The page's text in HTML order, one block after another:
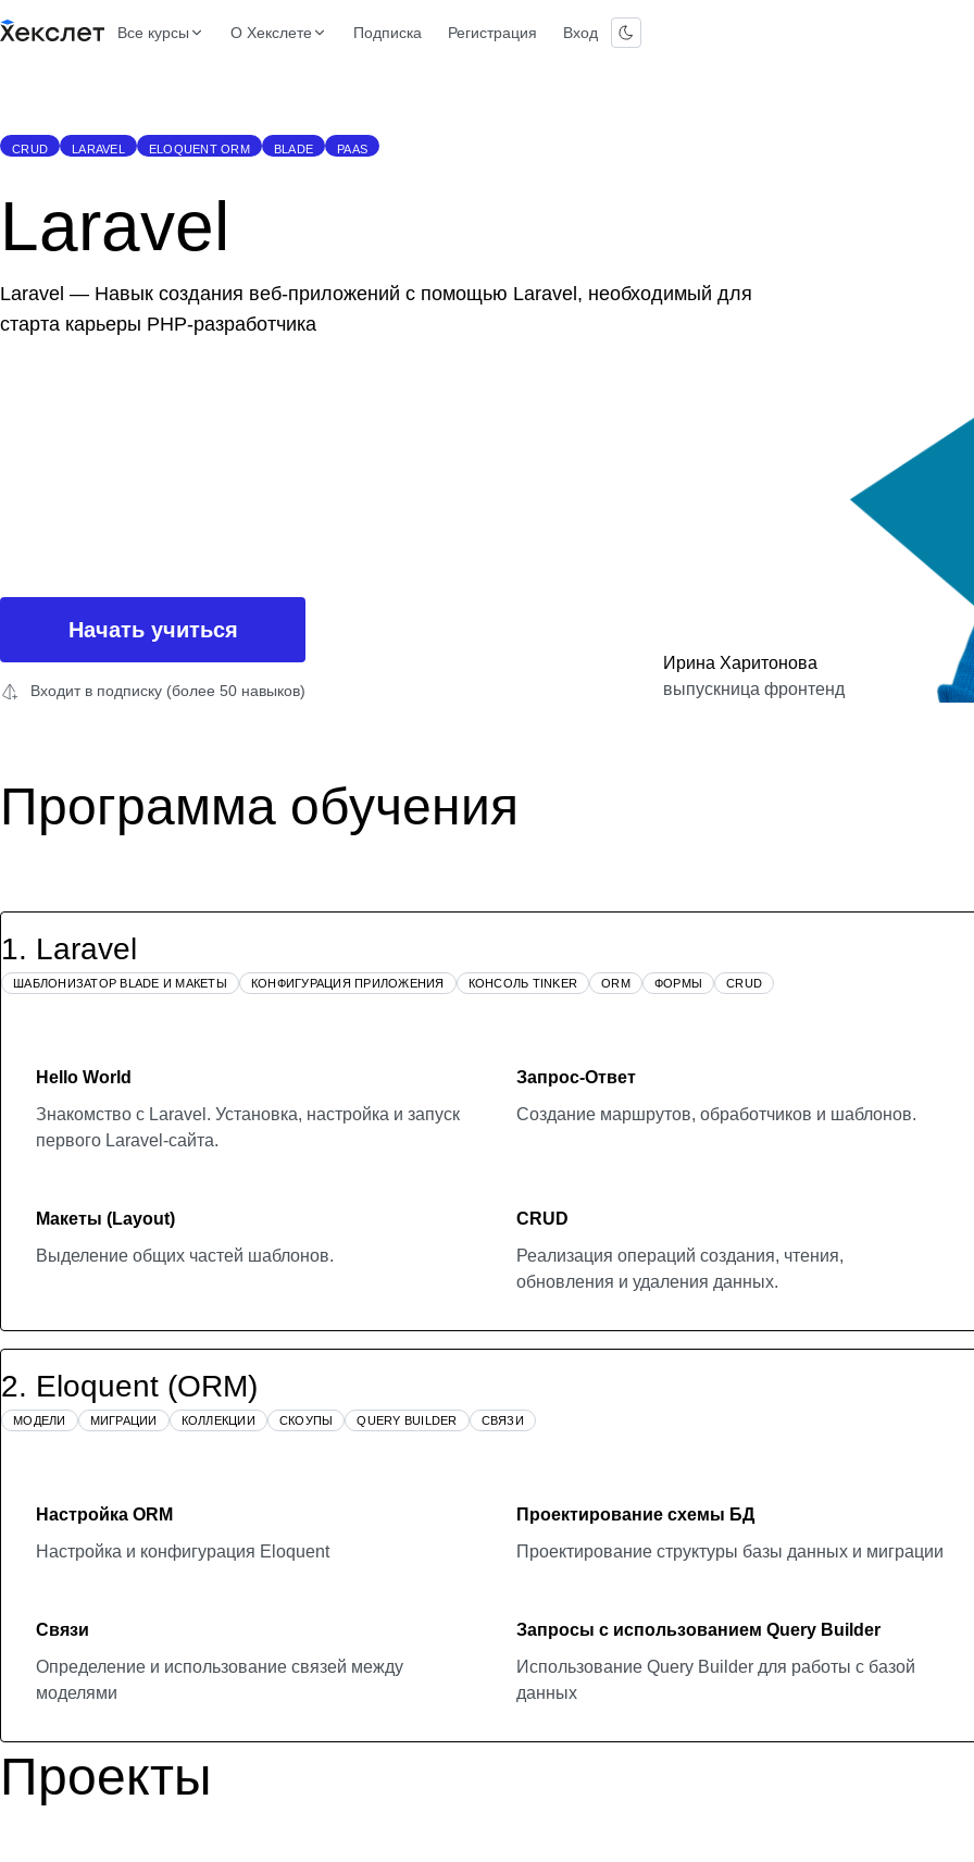
Все курсы О Хекслете Подписка Регистрация Вход
CRUD LARAVEL ELOQUENT ORM BLADE PAAS
Laravel
Laravel — Навык создания веб-приложений с помощью Laravel, необходимый для
старта карьеры PHP-разработчика
Начать учиться
Входит в подписку (более 50 навыков)
Ирина Харитонова
выпускница фронтенд
Программа обучения
1. Laravel
ШАБЛОНИЗАТОР BLADE И МАКЕТЫ КОНФИГУРАЦИЯ ПРИЛОЖЕНИЯ КОНСОЛЬ TINKER ORM ФОРМЫ CRUD
Hello World
Знакомство с Laravel. Установка, настройка и запуск
первого Laravel-сайта.
Запрос-Ответ
Создание маршрутов, обработчиков и шаблонов.
Макеты (Layout)
Выделение общих частей шаблонов.
CRUD
Реализация операций создания, чтения,
обновления и удаления данных.
2. Eloquent (ORM)
МОДЕЛИ МИГРАЦИИ КОЛЛЕКЦИИ СКОУПЫ QUERY BUILDER СВЯЗИ
Настройка ORM
Настройка и конфигурация Eloquent
Проектирование схемы БД
Проектирование структуры базы данных и миграции
Связи
Определение и использование связей между
моделями
Запросы с использованием Query Builder
Использование Query Builder для работы с базой
данных
Проекты